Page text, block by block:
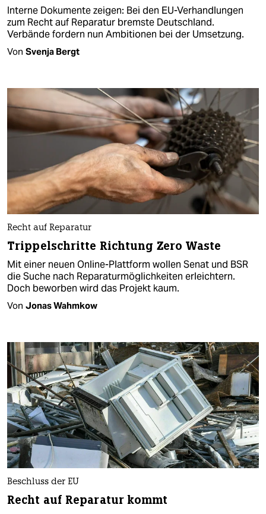
Interne Dokumente zeigen: Bei den EU-Verhandlungen
zum Recht auf Reparatur bremste Deutschland.
Verbände fordern nun Ambitionen bei der Umsetzung.
Von Svenja Bergt
Recht auf Reparatur
Trippelschritte Richtung Zero Waste
Mit einer neuen Online-Plattform wollen Senat und BSR
die Suche nach Reparaturmöglichkeiten erleichtern.
Doch beworben wird das Projekt kaum.
Von Jonas Wahmkow
Beschluss der EU
Recht auf Reparatur kommt